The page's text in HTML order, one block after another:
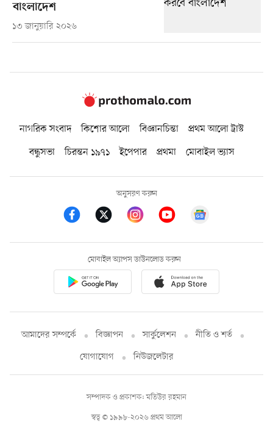
বাংলাদেশ
১৩ জানুয়ারি ২০২৬
নাগরিক সংবাদ কিশোর আলো বিজ্ঞানচিন্তা
প্রথম আলো ট্রাস্ট
বন্ধুসভা
চিরন্তন ১৯৭১ ইপেপার প্রথমা মোবাইল ভ্যাস
অনুসরণ করুন
মোবাইল অ্যাপস ডাউনলোড করুন
আমাদের সম্পর্কে বিজ্ঞাপন সার্কুলেশন
নীতি ও শর্ত
যোগাযোগ
নিউজলেটার
স্বত্ব © ১৯৯৮-২০২৬ প্রথম আলো
সম্পাদক ও প্রকাশক: মতিউর রহমান